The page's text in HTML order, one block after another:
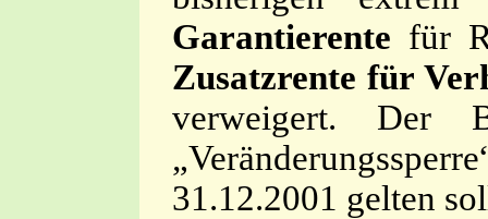
Garantierente für
Zusatzrente für
verweigert. Der
31.12.2001 gelten